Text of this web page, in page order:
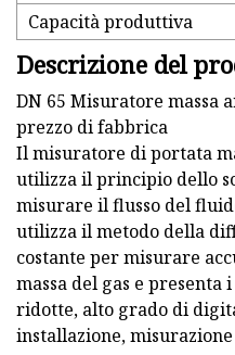
Capacità produttiva
Descrizione del
DN 65 Misuratore massa
prezzo di fabbrica
Il misuratore di portata
utilizza il principio dello
misurare il flusso del
utilizza il metodo della
costante per misurare
massa del gas e
ridotte, alto grado di
installazione, misurazione